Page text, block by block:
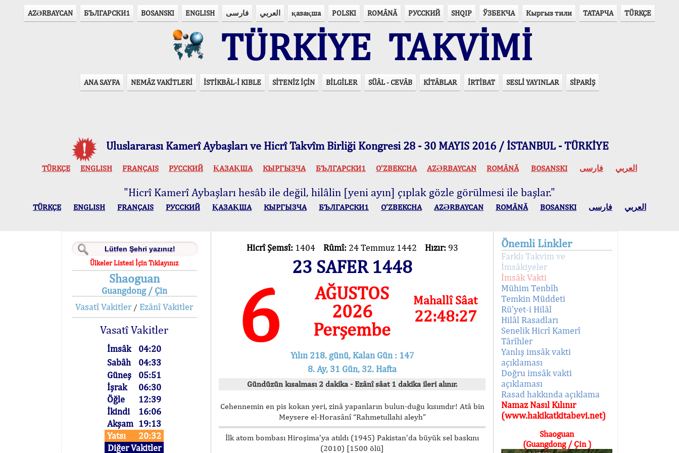
AZӘRBAYCAN БЪЛГАРСКИ1 BOSANSKI ENGLISH فارسی العربي қазақша POLSKI ROMÂNĂ РУССКИЙ SHQIP ЎЗБЕКЧА Кыргыз тили ТАТАРЧА TÜRKÇE
TÜRKİYE TAKVİMİ
ANA SAYFA NEMÂZ VAKİTLERİ İSTİKBÂL-İ KIBLE SİTENİZ İÇİN BİLGİLER SÜÂL - CEVÂB KİTÂBLAR İRTİBAT SESLİ YAYINLAR SİPARİŞ
Uluslararası Kamerî Aybaşları ve Hicrî Takvîm Birliği Kongresi 28 - 30 MAYIS 2016 / İSTANBUL - TÜRKİYE
TÜRKÇE ENGLISH FRANÇAIS РУССКИЙ ҚАЗАҚША КЫPГЫЗЧA БЪЛГАРСКИ1 O’ZBEKCHA AZӘRBAYCAN ROMÂNĂ BOSANSKI العربي فارسی
"Hicrî Kamerî Aybaşları hesâb ile değil, hilâlin [yeni ayın] çıplak gözle görülmesi ile başlar."
TÜRKÇE ENGLISH FRANÇAIS РУССКИЙ ҚАЗАҚША КЫPГЫЗЧA БЪЛГАРСКИ1 O’ZBEKCHA AZӘRBAYCAN ROMÂNĂ BOSANSKI العربي فارسی
Ülkeler Listesi İçin Tıklayınız
Shaoguan
Guangdong / Çin
Vasatî Vakitler/ Ezânî Vakitler
Vasatî Vakitler
İmsâk
04:20
Sabâh
04:33
Güneş
05:51
İşrak
06:30
Öğle
12:39
İkindi
16:06
Akşam 19:13
Yatsı
20:32
Diğer Vakitler
Hicrî Şemsî: 1404 Rûmî: 24 Temmuz 1442 Hızır: 93
23 SAFER 1448
6
AĞUSTOS
2026
Perşembe
Mahallî Sâat
22:48:27
Yılın 218. günü, Kalan Gün : 147
8. Ay, 31 Gün, 32. Hafta
Gündüzün kısalması 2 dakika - Ezânî sâat 1 dakika ileri alınır.
Cehennemin en pis kokan yeri, zinâ yapanların bulun-duğu kısımdır! Atâ bin
Meysere el-Horasânî “Rahmetullahi aleyh”
İlk atom bombası Hiroşima’ya atıldı (1945) Pakistan’da büyük sel baskını
(2010) [1500 ölü]
Önemli Linkler
Farklı Takvim ve
İmsâkiyeler
İmsâk Vakti
Mühim Tenbîh
Temkin Müddeti
Rü'yet-i Hilâl
Hilâl Rasadları
Senelik Hicrî Kamerî
Târîhler
Yanlış imsâk vakti
açıklaması
Doğru imsâk vakti
açıklaması
Rasad hakkında açıklama
Namaz Nasıl Kılınır
(www.hakikatkitabevi.net)
Shaoguan
(Guangdong / Çin )